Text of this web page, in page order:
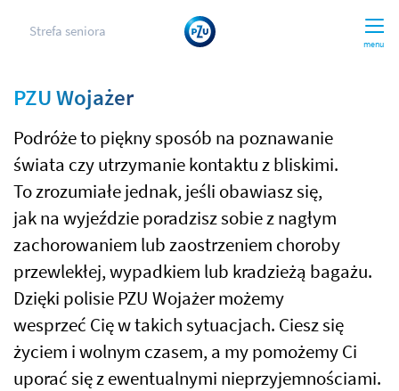
menu
Strefa seniora
PZU Wojażer
Podróże to piękny sposób na poznawanie
świata czy utrzymanie kontaktu z bliskimi.
To zrozumiałe jednak, jeśli obawiasz się,
jak na wyjeździe poradzisz sobie z nagłym
zachorowaniem lub zaostrzeniem choroby
przewlekłej, wypadkiem lub kradzieżą bagażu.
Dzięki polisie PZU Wojażer możemy
wesprzeć Cię w takich sytuacjach. Ciesz się
życiem i wolnym czasem, a my pomożemy Ci
uporać się z ewentualnymi nieprzyjemnościami.